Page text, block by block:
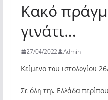
Κακό
γινάτι…
27/04/2022 Admin
Κείμενο του ιστολογίου
Σε όλη την Ελλάδα